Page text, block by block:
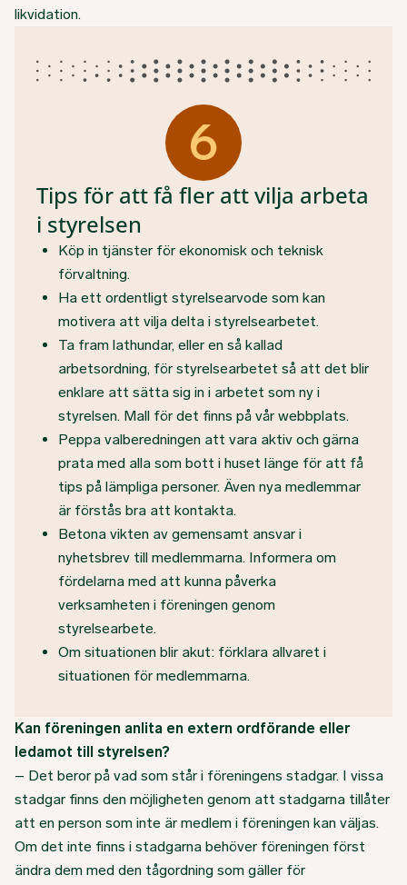
likvidation.
6
Tips för att få fler att vilja arbeta
i styrelsen
Köp in tjänster för ekonomisk och teknisk
förvaltning.
Ha ett ordentligt styrelsearvode som kan
motivera att vilja delta i styrelsearbetet.
Ta fram lathundar, eller en så kallad
arbetsordning, för styrelsearbetet så att det blir
enklare att sätta sig in i arbetet som ny i
styrelsen. Mall för det finns på vår webbplats.
Peppa valberedningen att vara aktiv och gärna
prata med alla som bott i huset länge för att få
tips på lämpliga personer. Även nya medlemmar
är förstås bra att kontakta.
Betona vikten av gemensamt ansvar i
nyhetsbrev till medlemmarna. Informera om
fördelarna med att kunna påverka
verksamheten i föreningen genom
styrelsearbete.
Om situationen blir akut: förklara allvaret i
situationen för medlemmarna.
Kan föreningen anlita en extern ordförande eller
ledamot till styrelsen?
– Det beror på vad som står i föreningens stadgar. I vissa
stadgar finns den möjligheten genom att stadgarna tillåter
att en person som inte är medlem i föreningen kan väljas.
Om det inte finns i stadgarna behöver föreningen först
ändra dem med den tågordning som gäller för